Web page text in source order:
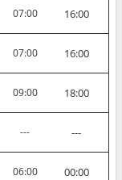
07:00 16:00
07:00 16:00
09:00 18:00
--- ---
06:00 00:00